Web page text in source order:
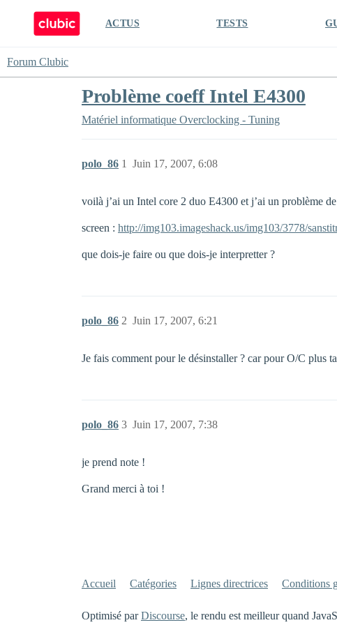
ACTUS TESTS
Forum Clubic
Problème coeff Intel E4300
Matériel informatique Overclocking - Tuning
polo_86 Juin 17, 2007, 6:08
1
voilà j’ai un Intel core 2 duo E4300 et j’ai un problème
screen : http://img103.imageshack.us/img103/3778/
que dois-je faire ou que dois-je interpretter ?
polo_86 Juin 17, 2007, 6:21
2
Je fais comment pour le désinstaller ? car pour O/C plus
polo_86 Juin 17, 2007, 7:38
3
je prend note !
Grand merci à toi !
Accueil Catégories Lignes directrices Conditions
Optimisé parDiscourse, le rendu est meilleur quand